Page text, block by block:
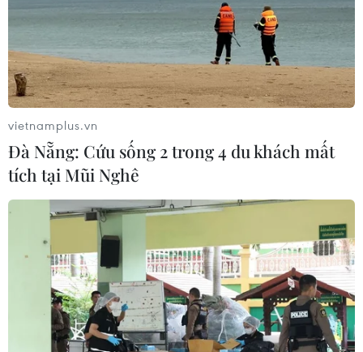
Giới chức Thổ Nhĩ Kỳ cho rằng việc bắt giữ Rasmiya
Awad, chị gái của thủ lĩnh IS Abu Bakr al-Baghdadi, sẽ
cung cấp những thông tin tình báo hết sức quan trọng
liên quan đến nhóm khủng bố này.
vietnamplus.vn
Đà Nẵng: Cứu sống 2 trong 4 du khách mất
tích tại Mũi Nghê